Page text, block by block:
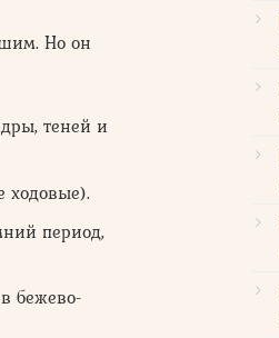
Но он
теней и
ходовые).
период,
бежево-